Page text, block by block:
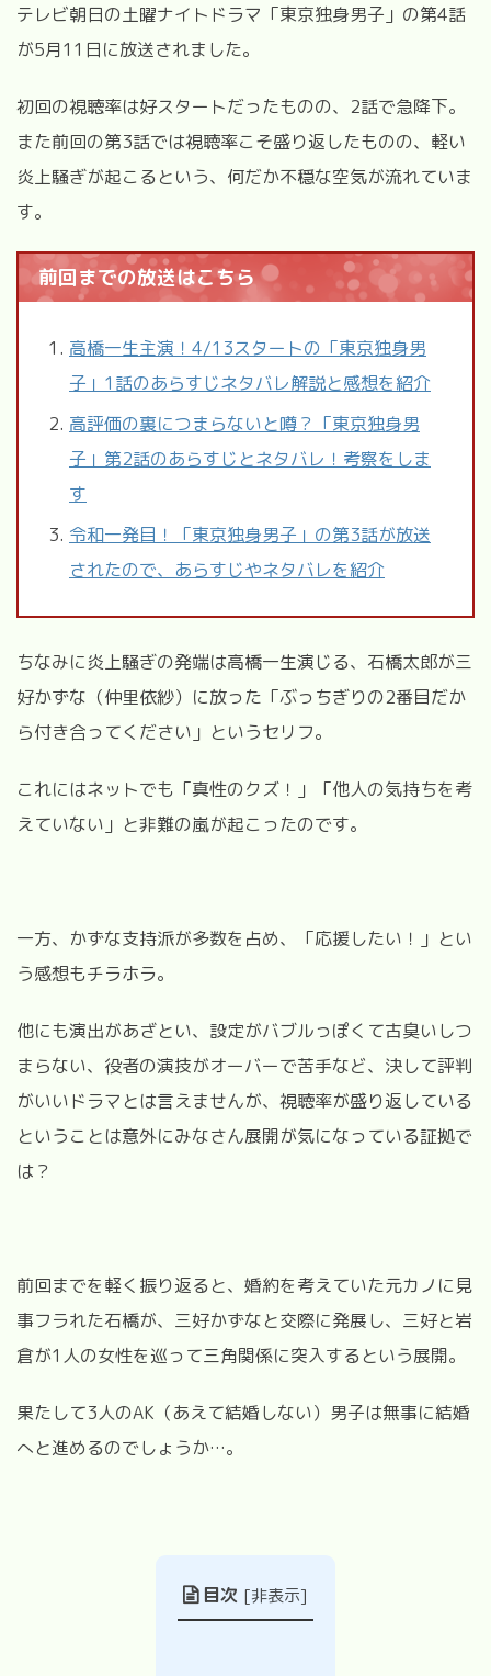
テレビ朝日の土曜ナイトドラマ「東京独身男子」の第4話
が5月11 日に放送されました。
初回の視聴率は好スタートだったものの、 2話で急降下。
また前回の第3話では視聴率こそ盛り返したものの、軽い
炎上騒ぎが起こるという、何だか不穏な空気が流れていま
す。
前回までの放送はこちら
高橋一生主演！4/13スタートの「東京独身男
子」1話のあらすじネタバレ解説と感想を紹介
高評価の裏につまらないと噂？「東京独身男
子」第2話のあらすじとネタバレ！考察をしま
す
令和一発目！「東京独身男子」の第3話が放送
されたので、あらすじやネタバレを紹介
ちなみに炎上騒ぎの発端は高橋一生演じる、石橋太郎が三
好かずな（仲里依紗）に放った「ぶっちぎりの2番目だか
ら付き合ってください」というセリフ。
これにはネットでも「真性のクズ！」「他人の気持ちを考
えていない」と非難の嵐が起こったのです。
一方、かずな支持派が多数を占め、「応援したい！」とい
う感想もチラホラ。
他にも演出があざとい、設定がバブルっぽくて古臭いしつ
まらない、役者の演技がオーバーで苦手など、決して評判
がいいドラマとは言えませんが、視聴率が盛り返している
ということは意外にみなさん展開が気になっている証拠で
は？
前回までを軽く振り返ると、婚約を考えていた元カノに見
事フラれた石橋が、三好かずなと交際に発展し、三好と岩
倉が1 人の女性を巡って三角関係に突入するという展開。
果たして3人のAK （あえて結婚しない）男子は無事に結婚
へと進めるのでしょうか…。
目次 [非表示]